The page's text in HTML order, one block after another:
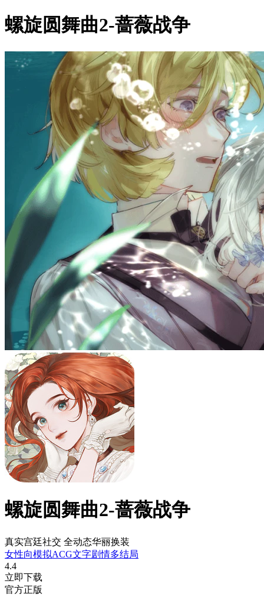
螺旋圆舞曲2-蔷薇战争
螺旋圆舞曲2-蔷薇战争
真实宫廷社交 全动态华丽换装
女性向模拟ACG文字剧情多结局
4.4
立即下载
官方正版